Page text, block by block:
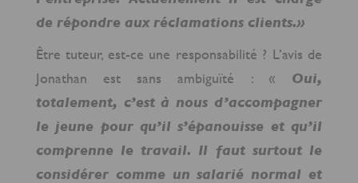
de répondre aux réclamations clients.»
Être tuteur, est-ce une responsabilité ? L’avis de
Jonathan est sans ambiguïté : « Oui,
totalement, c’est à nous d’accompagner
le jeune pour qu’il s’épanouisse et qu’il
comprenne le travail. Il faut surtout le
considérer comme un salarié normal et